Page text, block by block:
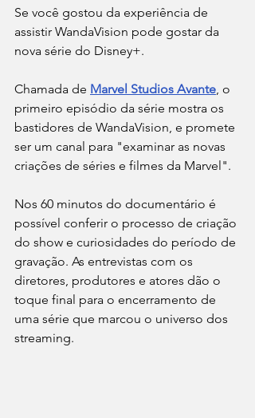
Se você gostou da experiência de
assistir WandaVision pode gostar da
nova série do Disney+.
Chamada de Marvel Studios Avante, o
primeiro episódio da série mostra os
bastidores de WandaVision, e promete
ser um canal para "examinar as novas
criações de séries e filmes da Marvel".
Nos 60 minutos do documentário é
possível conferir o processo de criação
do show e curiosidades do período de
gravação. As entrevistas com os
diretores, produtores e atores dão o
toque final para o encerramento de
uma série que marcou o universo dos
streaming.